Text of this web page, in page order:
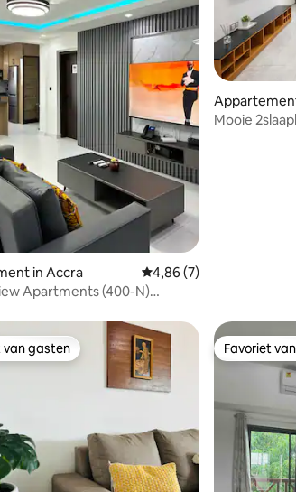
van 4,95 uit 5, 63 recensies
in Accra Gemiddelde beoordeling
4,86 (7)
Apartments (400-N)
Mooie
van gasten
van gasten Favoriet
Favoriet